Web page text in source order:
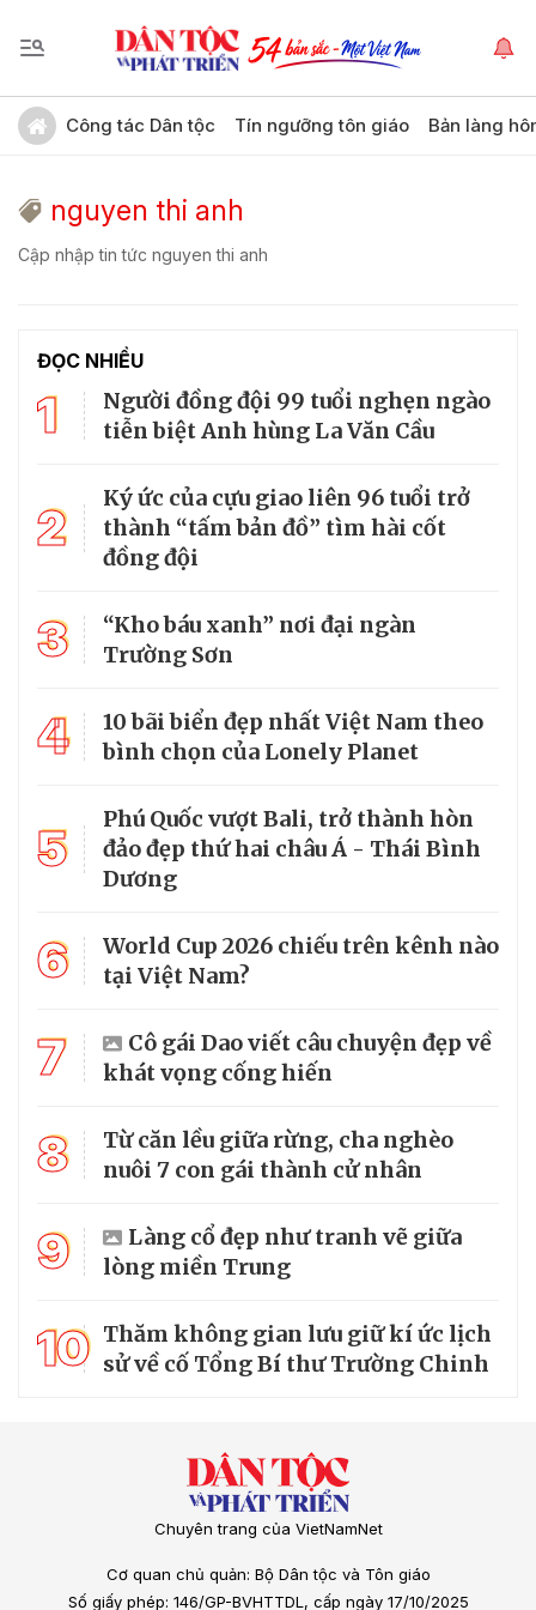
Công tác Dân tộc Tín ngưỡng tôn giáo Bản làng
nguyen thi anh
Cập nhập tin tức nguyen thi anh
ĐỌC NHIỀU
1
Người đồng đội 99 tuổi nghẹn ngào
tiễn biệt Anh hùng La Văn Cầu
2
Ký ức của cựu giao liên 96 tuổi trở
thành “tấm bản đồ” tìm hài cốt
đồng đội
3
“Kho báu xanh” nơi đại ngàn
Trường Sơn
4
10 bãi biển đẹp nhất Việt Nam theo
bình chọn của Lonely Planet
5
Phú Quốc vượt Bali, trở thành hòn
đảo đẹp thứ hai châu Á - Thái Bình
Dương
6
World Cup 2026 chiếu trên kênh nào
tại Việt Nam?
7
Cô gái Dao viết câu chuyện đẹp về
khát vọng cống hiến
8
Từ căn lều giữa rừng, cha nghèo
nuôi 7 con gái thành cử nhân
9
Làng cổ đẹp như tranh vẽ giữa
lòng miền Trung
10 Thăm không gian lưu giữ kí ức lịch
sử về cố Tổng Bí thư Trường Chinh
Chuyên trang của VietNamNet
Cơ quan chủ quản: Bộ Dân tộc và Tôn giáo
Số giấy phép: 146/GP-BVHTTDL, cấp ngày 17/10/2025